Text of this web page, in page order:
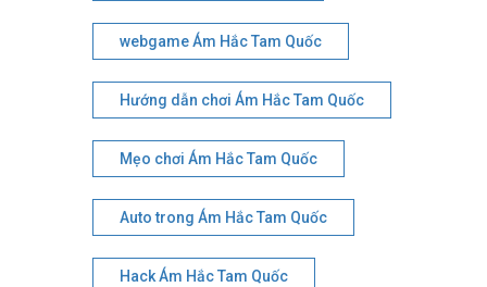
webgame Ám Hắc Tam Quốc
Hướng dẫn chơi Ám Hắc Tam Quốc
Mẹo chơi Ám Hắc Tam Quốc
Auto trong Ám Hắc Tam Quốc
Hack Ám Hắc Tam Quốc